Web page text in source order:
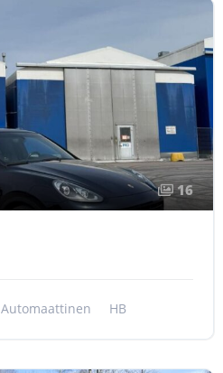
16
Automaattinen HB